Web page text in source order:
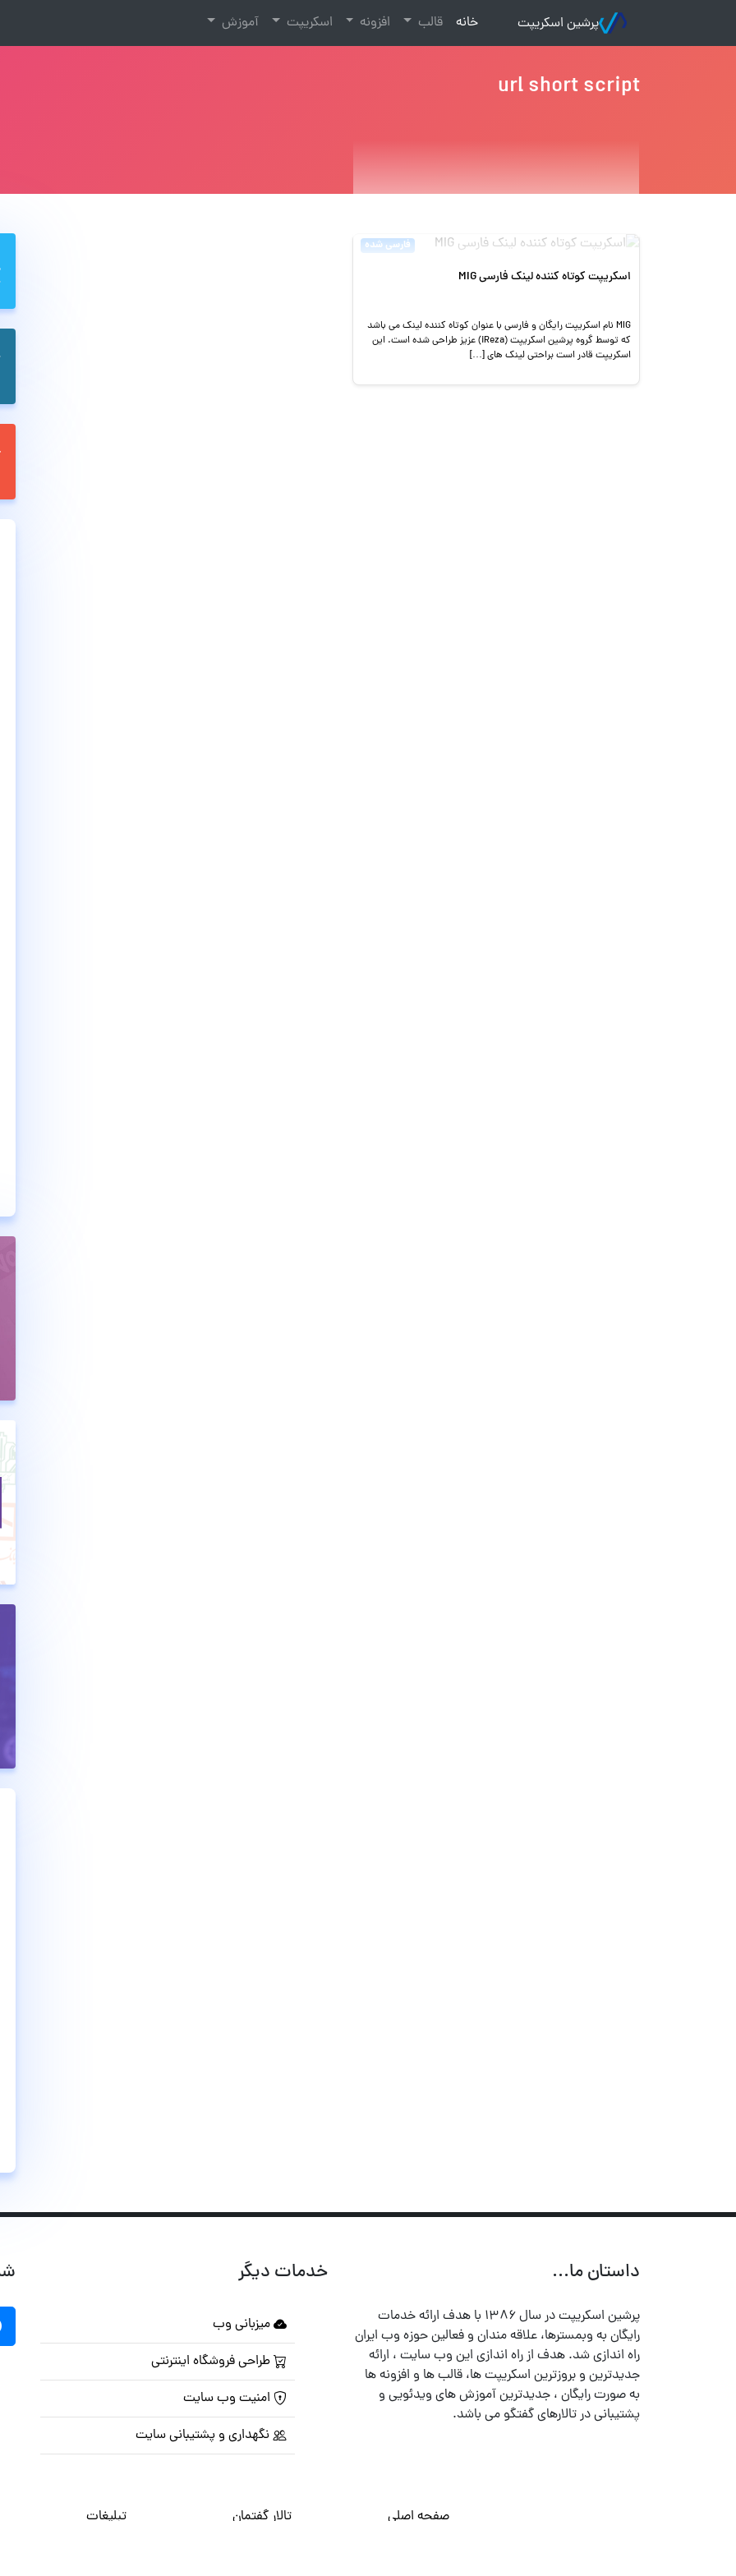
پرشین اسکریپت خانه
(current) قالب افزونه اسکریپت آموزش
url short script
فارسی شده
اسکریپت کوتاه کننده لینک فارسی MIG
MIG نام اسکریپت رایگان و فارسی با عنوان کوتاه کننده لینک می باشد
که توسط گروه پرشین اسکریپت (iReza) عزیز طراحی شده است. این
اسکریپت قادر است براحتی لینک های […]
داستان ما...
پرشین اسکریپت در سال ۱۳۸۶ با هدف ارائه خدمات
رایگان به وبمسترها، علاقه مندان و فعالین حوزه وب ایران
راه اندازی شد. هدف از راه اندازی این وب سایت ، ارائه
جدیدترین و بروزترین اسکریپت ها، قالب ها و افزونه ها
به صورت رایگان ، جدیدترین آموزش های ویدئویی و
پشتیبانی در تالارهای گفتگو می باشد.
خدمات دیگر
میزبانی وب
طراحی فروشگاه اینترنتی
امنیت وب سایت
نگهداری و پشتیبانی سایت
صفحه اصلی تالار گفتمان تبلیغات